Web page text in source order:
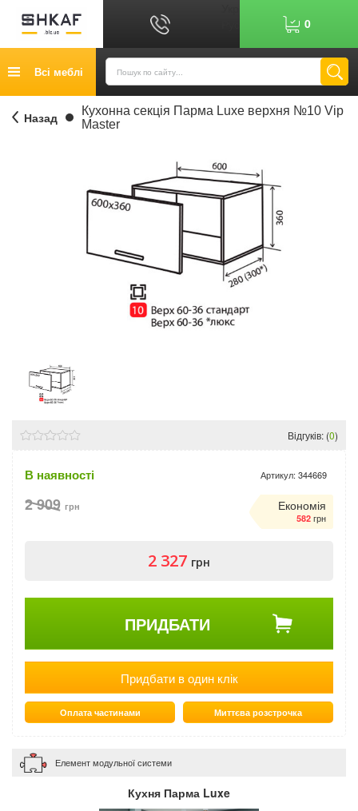
0 6 7 Показати номер
0
Всі меблі
Назад
Кухонна секція Парма Luxe верхня №10 Vip
Master
Відгуків: (0)
В наявності Артикул: 344669
2 909 грн Економія
582 грн
2 327 грн
ПРИДБАТИ
Придбати в один клік
Оплата частинами Миттєва розстрочка
Елемент модульної системи
Кухня Парма Luxe